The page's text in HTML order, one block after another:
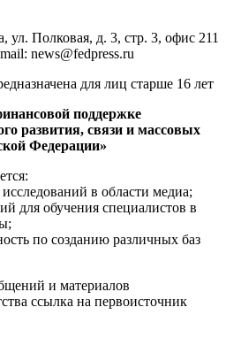
ул. Полковая, д. 3, стр. 3, офис 211
news@fedpress.ru
для лиц старше 16 лет
поддержке
развития, связи и массовых
Федерации»
в области медиа;
для обучения специалистов в
по созданию различных баз
и материалов
ссылка на первоисточник